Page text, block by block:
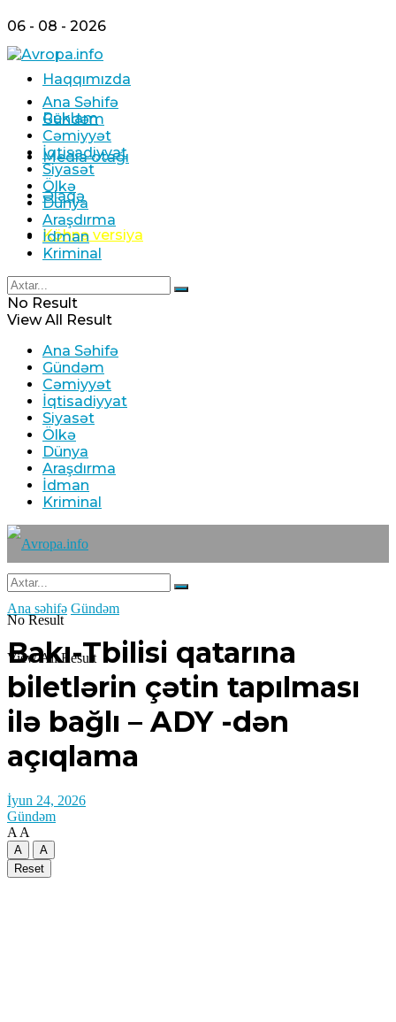
06 - 08 - 2026
Haqqımızda
Reklam
Media otağı
Əlaqə
Köhnə versiya
Ana Səhifə
Gündəm
Cəmiyyət
İqtisadiyyat
Siyasət
Ölkə
Dünya
Araşdırma
İdman
Kriminal
No Result
View All Result
Ana Səhifə
Gündəm
Cəmiyyət
İqtisadiyyat
Siyasət
Ölkə
Dünya
Araşdırma
İdman
Kriminal
No Result
View All Result
Ana səhifə Gündəm
Bakı-Tbilisi qatarına
biletlərin çətin tapılması
ilə bağlı – ADY -dən
açıqlama
İyun 24, 2026
Gündəm
A A
A
A
Reset